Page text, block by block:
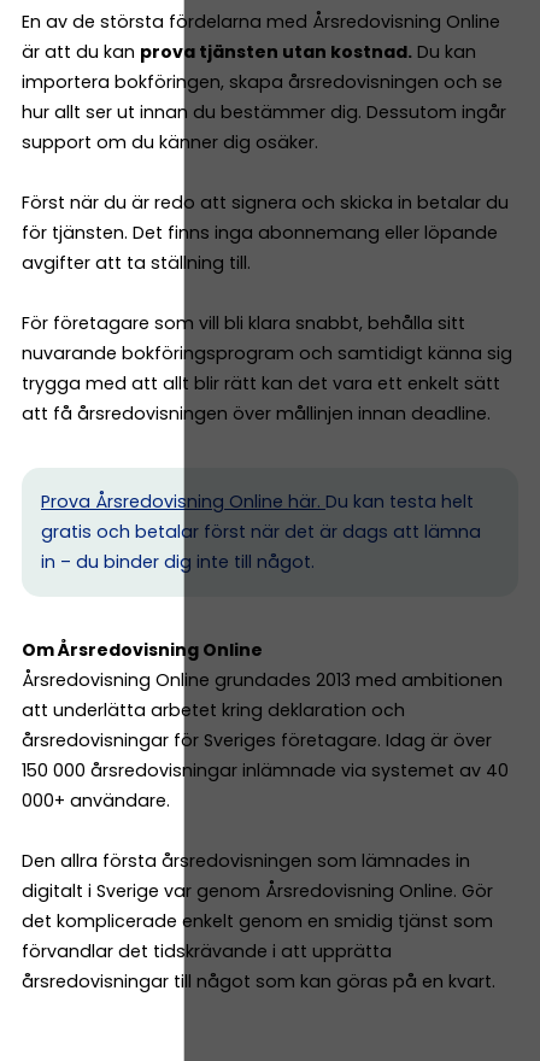
En av de största fördelarna med Årsredovisning Online
är att du kan prova tjänsten utan kostnad. Du kan
importera bokföringen, skapa årsredovisningen och se
hur allt ser ut innan du bestämmer dig. Dessutom ingår
support om du känner dig osäker.
Först när du är redo att signera och skicka in betalar du
för tjänsten. Det finns inga abonnemang eller löpande
avgifter att ta ställning till.
För företagare som vill bli klara snabbt, behålla sitt
nuvarande bokföringsprogram och samtidigt känna sig
trygga med att allt blir rätt kan det vara ett enkelt sätt
att få årsredovisningen över mållinjen innan deadline.
Prova Årsredovisning Online här. Du kan testa helt
gratis och betalar först när det är dags att lämna
in – du binder dig inte till något.
Om Årsredovisning Online
Årsredovisning Online grundades 2013 med ambitionen
att underlätta arbetet kring deklaration och
årsredovisningar för Sveriges företagare. Idag är över
150 000 årsredovisningar inlämnade via systemet av 40
000+ användare.
Den allra första årsredovisningen som lämnades in
digitalt i Sverige var genom Årsredovisning Online. Gör
det komplicerade enkelt genom en smidig tjänst som
förvandlar det tidskrävande i att upprätta
årsredovisningar till något som kan göras på en kvart.